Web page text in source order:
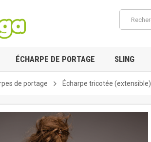
ÉCHARPE DE PORTAGE SLING
de portage Écharpe tricotée (extensible)